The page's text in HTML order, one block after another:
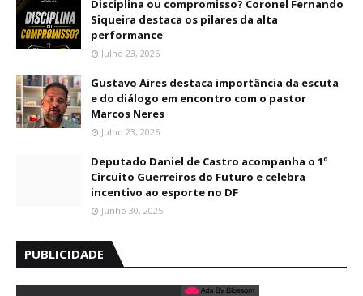
Disciplina ou compromisso? Coronel Fernando
Siqueira destaca os pilares da alta
performance
Julho 23, 2026
Gustavo Aires destaca importância da escuta
e do diálogo em encontro com o pastor
Marcos Neres
Julho 23, 2026
Deputado Daniel de Castro acompanha o 1º
Circuito Guerreiros do Futuro e celebra
incentivo ao esporte no DF
Junho 30, 2025
PUBLICIDADE